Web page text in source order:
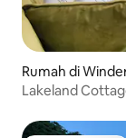
Rumah di
Lakeland